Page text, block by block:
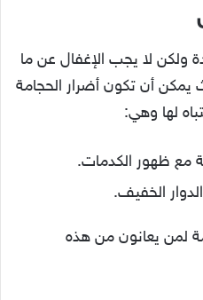
ولكن لا يجب الإغفال عن ما
يمكن أن تكون أضرار الحجامة
لها وهي:
مع ظهور الكدمات.
الخفيف.
لمن يعانون من هذه